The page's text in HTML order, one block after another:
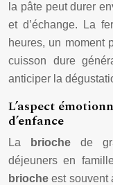
la pâte peut durer
et d’échange. La
heures, un moment
cuisson dure
anticiper la
L’aspect
d’enfance
La brioche de
déjeuners en
briocheest souvent